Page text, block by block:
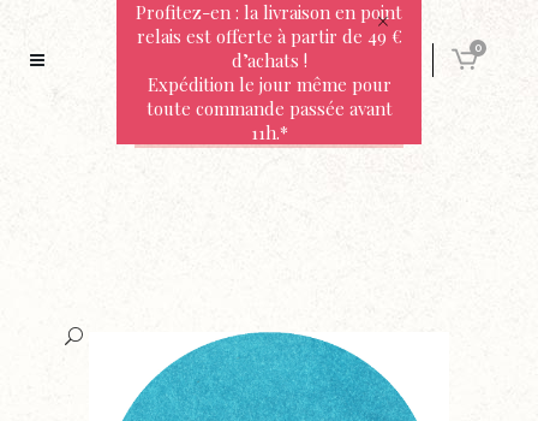
0
Profitez-en : la livraison en point
relais est offerte à partir de 49 €
d’achats !
Expédition le jour même pour
toute commande passée avant
11h.*